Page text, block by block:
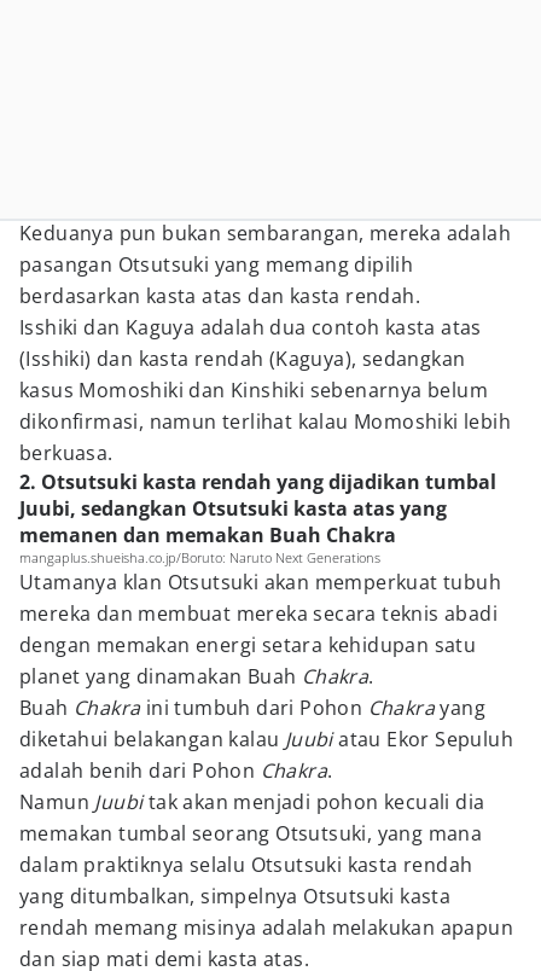
Keduanya pun bukan sembarangan, mereka adalah
pasangan Otsutsuki yang memang dipilih
berdasarkan kasta atas dan kasta rendah.
Isshiki dan Kaguya adalah dua contoh kasta atas
(Isshiki) dan kasta rendah (Kaguya), sedangkan
kasus Momoshiki dan Kinshiki sebenarnya belum
dikonfirmasi, namun terlihat kalau Momoshiki lebih
berkuasa.
2. Otsutsuki kasta rendah yang dijadikan tumbal
Juubi, sedangkan Otsutsuki kasta atas yang
memanen dan memakan Buah Chakra
mangaplus.shueisha.co.jp/Boruto: Naruto Next Generations
Utamanya klan Otsutsuki akan memperkuat tubuh
mereka dan membuat mereka secara teknis abadi
dengan memakan energi setara kehidupan satu
planet yang dinamakan Buah Chakra.
Buah Chakra ini tumbuh dari Pohon Chakrayang
diketahui belakangan kalau Juubiatau Ekor Sepuluh
adalah benih dari Pohon Chakra.
Namun Juubitak akan menjadi pohon kecuali dia
memakan tumbal seorang Otsutsuki, yang mana
dalam praktiknya selalu Otsutsuki kasta rendah
yang ditumbalkan, simpelnya Otsutsuki kasta
rendah memang misinya adalah melakukan apapun
dan siap mati demi kasta atas.